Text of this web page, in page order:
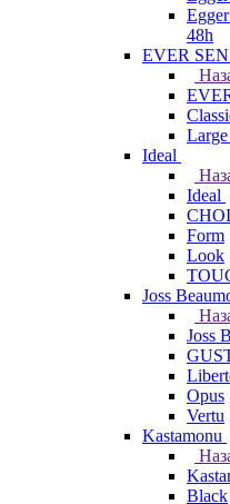
48h
EVER
Ideal
Ideal
Form
Look
Joss
Joss
Opus
Vertu
Kastamonu
Black